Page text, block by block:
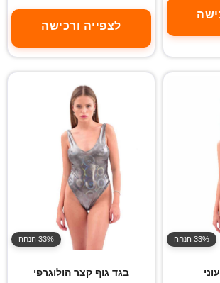
לצפייה ורכישה
33% הנחה 33% הנחה
בגד גוף קצר הולוגרפי